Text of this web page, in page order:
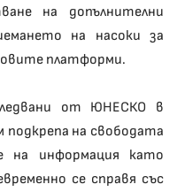
на допълнителни
на насоки за
платформи.
от ЮНЕСКО в
подкрепа на свободата
на информация като
се справя със